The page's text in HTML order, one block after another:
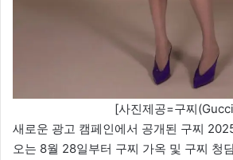
[사진제공=구찌
새로운 광고 캠페인에서 공개된 구찌
오는 8월 28일부터 구찌 가옥 및 구찌 청